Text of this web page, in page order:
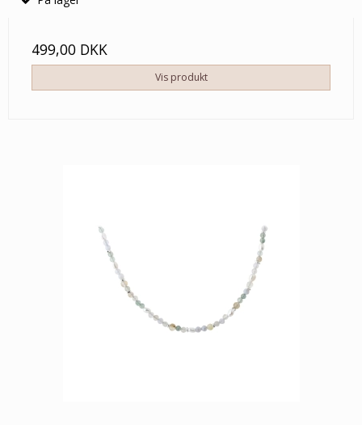
499,00 DKK
Vis produkt